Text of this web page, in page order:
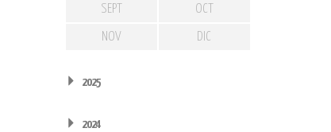
SEPT OCT
NOV DIC
2025
2024